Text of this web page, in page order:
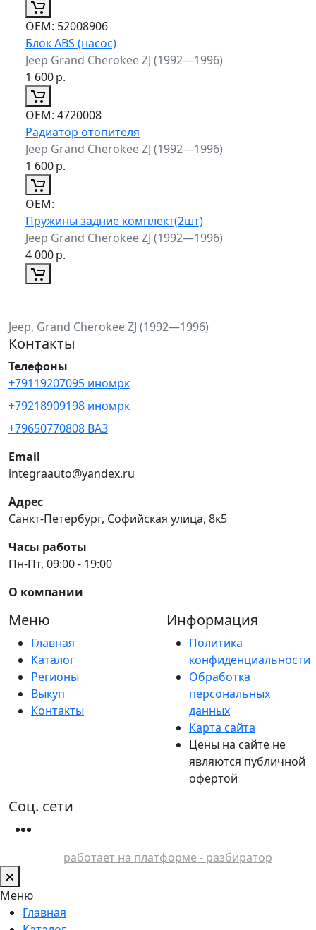
ОЕМ: 52008906
Блок ABS (насос)
Jeep Grand Cherokee ZJ (1992—1996)
1 600р.
ОЕМ: 4720008
Радиатор отопителя
Jeep Grand Cherokee ZJ (1992—1996)
1 600р.
ОЕМ:
Пружины задние комплект(2шт)
Jeep Grand Cherokee ZJ (1992—1996)
4 000р.
Jeep, Grand Cherokee ZJ (1992—1996)
Контакты
Телефоны
+79119207095 иномрк
+79218909198 иномрк
+79650770808 ВАЗ
Email
integraauto@yandex.ru
Адрес
Санкт-Петербург, Софийская улица, 8к5
Часы работы
Пн-Пт, 09:00 - 19:00
О компании
Меню
Главная
Каталог
Регионы
Выкуп
Контакты
Информация
Политика
конфиденциальности
Обработка
персональных
данных
Карта сайта
Цены на сайте не
являются публичной
офертой
Соц. сети
работает на платформе - разбиратор
Меню
Главная